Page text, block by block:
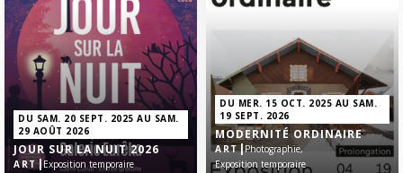
DU SAM. 20 SEPT. 2025 AU SAM.
29 AOÛT 2026
JOUR SUR LA NUIT 2026
ART|Exposition temporaire
DU MER. 15 OCT. 2025 AU SAM.
19 SEPT. 2026
MODERNITÉ ORDINAIRE
ART|Photographie,
Exposition temporaire